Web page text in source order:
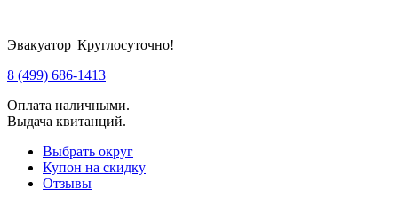
Эвакуатор Круглосуточно!
8 (499) 686-1413
Оплата наличными.
Выдача квитанций.
Выбрать округ
Купон на скидку
Отзывы